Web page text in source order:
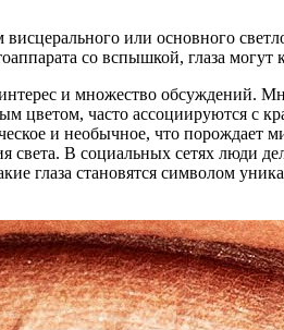
или основного
со вспышкой, глаза могут
и множество обсуждений.
часто ассоциируются с
и необычное, что порождает
В социальных сетях люди
глаза становятся символом